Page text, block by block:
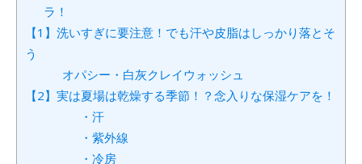
ラ！
【1】洗いすぎに要注意！でも汗や皮脂はしっかり落とそ
う
オパシー・白灰クレイウォッシュ
【2】実は夏場は乾燥する季節！？念入りな保湿ケアを！
・汗
・紫外線
・冷房